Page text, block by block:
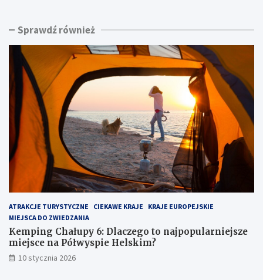
n
a
ł
u
p
D
l
a
c
e
g
o
t
o
n
i
m
o
r
z
m
u
k
y
y
k
l
e
j
n
Sprawdź również
ATRAKCJE TURYSTYCZNE CIEKAWE KRAJE
KRAJE EUROPEJSKIE
MIEJSCA DO ZWIEDZANIA
Kemping Chałupy 6: Dlaczego to najpopularniejsze
miejsce na Półwyspie Helskim?
10 stycznia 2026